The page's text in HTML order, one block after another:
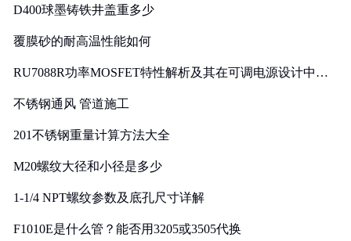
D400球墨铸铁井盖重多少
覆膜砂的耐高温性能如何
RU7088R功率MOSFET特性解析及其在可调电源设计中的
不锈钢通风 管道施工
201不锈钢重量计算方法大全
M20螺纹大径和小径是多少
1-1/4 NPT螺纹参数及底孔尺寸详解
F1010E是什么管？能否用3205或3505代换